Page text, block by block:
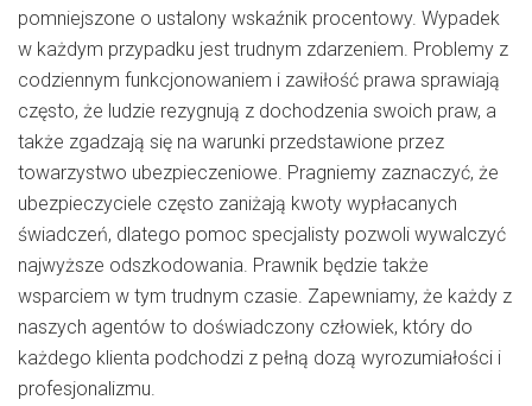
pomniejszone o ustalony wskaźnik procentowy. Wypadek
w każdym przypadku jest trudnym zdarzeniem. Problemy z
codziennym funkcjonowaniem i zawiłość prawa sprawiają
często, że ludzie rezygnują z dochodzenia swoich praw, a
także zgadzają się na warunki przedstawione przez
towarzystwo ubezpieczeniowe. Pragniemy zaznaczyć, że
ubezpieczyciele często zaniżają kwoty wypłacanych
świadczeń, dlatego pomoc specjalisty pozwoli wywalczyć
najwyższe odszkodowania. Prawnik będzie także
wsparciem w tym trudnym czasie. Zapewniamy, że każdy z
naszych agentów to doświadczony człowiek, który do
każdego klienta podchodzi z pełną dozą wyrozumiałości i
profesjonalizmu.